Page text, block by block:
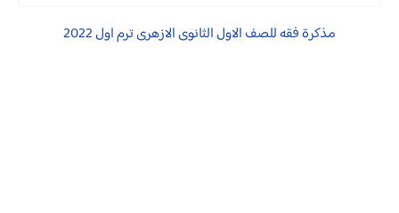
مذكرة فقه للصف الاول الثانوى الازهرى ترم اول 2022